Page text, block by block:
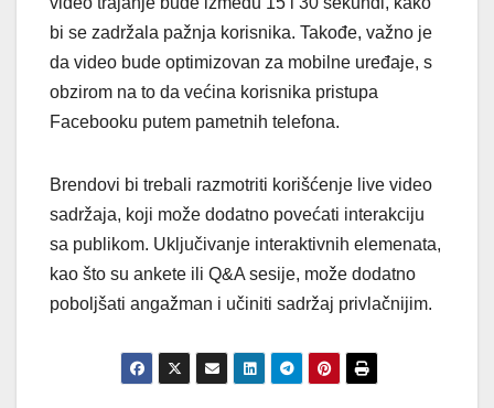
bi se zadržala pažnja korisnika. Takođe, važno je
da video bude optimizovan za mobilne uređaje, s
obzirom na to da većina korisnika pristupa
Facebooku putem pametnih telefona.
Brendovi bi trebali razmotriti korišćenje live video
sadržaja, koji može dodatno povećati interakciju
sa publikom. Uključivanje interaktivnih elemenata,
kao što su ankete ili Q&A sesije, može dodatno
poboljšati angažman i učiniti sadržaj privlačnijim.